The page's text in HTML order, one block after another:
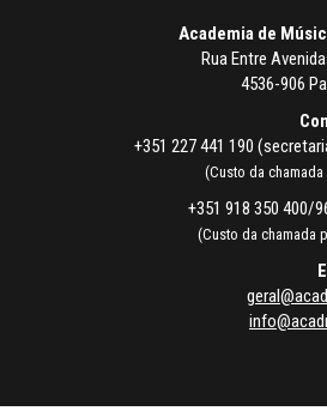
Academia de
Rua Entre
4536-906
+351 227 441 190
(Custo da
+351 918 350 400/
(Custo da chamada